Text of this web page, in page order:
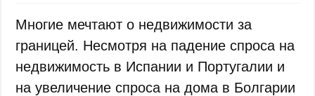
Многие мечтают о недвижимости за
границей. Несмотря на падение спроса на
недвижимость в Испании и Португалии и
на увеличение спроса на дома в Болгарии